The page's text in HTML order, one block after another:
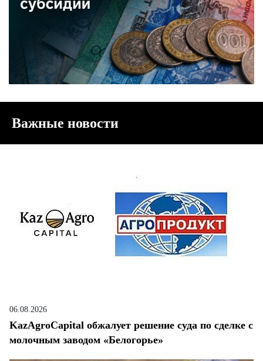
Важные новости
06.08.2026
KazAgroCapital обжалует решение суда по сделке с
молочным заводом «Белогорье»